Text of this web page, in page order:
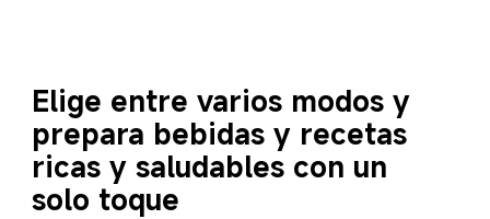
Elige entre varios modos y
prepara bebidas y recetas
ricas y saludables con un
solo toque